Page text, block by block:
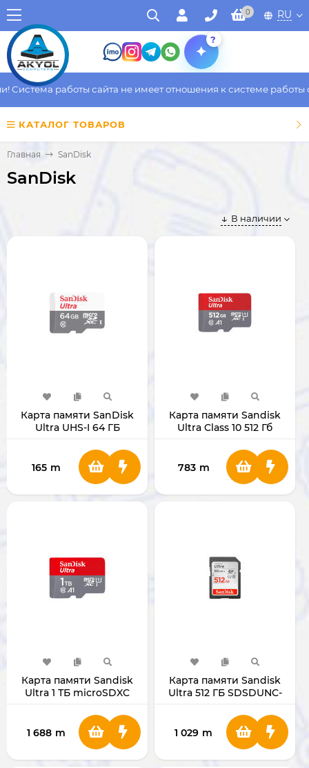
0 RU
?
работы сайта не имеет отношения к системе работы
КАТАЛОГ ТОВАРОВ
Главная SanDisk
SanDisk
В наличии
Карта памяти SanDisk
Ultra UHS-I 64 ГБ
MicroSD
165 m
Карта памяти Sandisk
Ultra Class 10 512 Гб
MicroSD
783 m
Карта памяти Sandisk
Ultra 1 ТБ microSDXC
1 688 m
Карта памяти Sandisk
Ultra 512 ГБ SDSDUNC-
1 029 m